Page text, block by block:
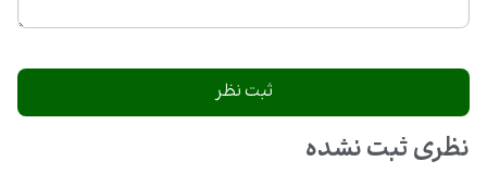
نظری ثبت نشده